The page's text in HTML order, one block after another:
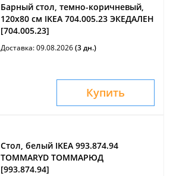
Барный стол, темно-коричневый,
120x80 см IKEA 704.005.23 ЭКЕДАЛЕН
[704.005.23]
Доставка: 09.08.2026(3 дн.)
Купить
Стол, белый IKEA 993.874.94
TOMMARYD ТОММАРЮД
[993.874.94]